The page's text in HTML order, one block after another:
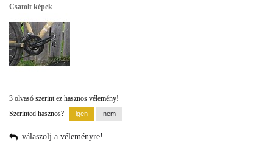
Csatolt képek
3 olvasó szerint ez hasznos vélemény!
Szerinted hasznos?
válaszolj a véleményre!